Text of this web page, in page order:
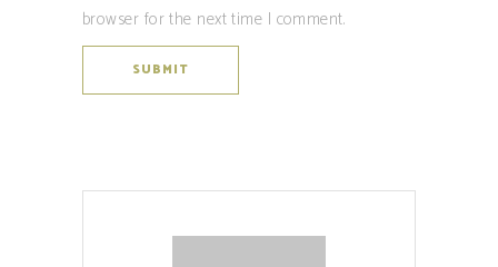
browser for the next time I comment.